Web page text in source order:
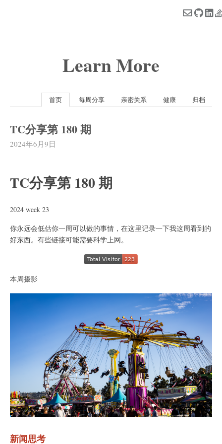
Learn More
首页 每周分享 亲密关系 健康 归档
TC分享第 180 期
2024年6月9日
TC分享第 180 期
2024 week 23
你永远会低估你一周可以做的事情，在这里记录一下我这周看到的
好东西。有些链接可能需要科学上网。
本周摄影
新闻思考